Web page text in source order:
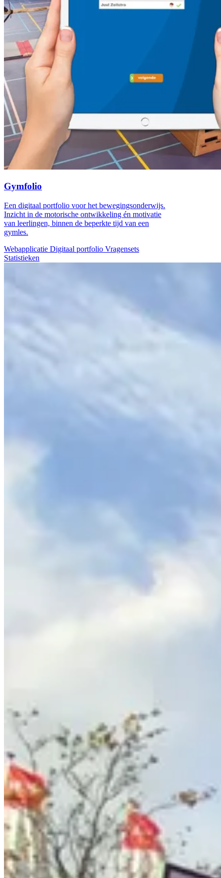
Gymfolio
Een digitaal portfolio voor het bewegingsonderwijs.
Inzicht in de motorische ontwikkeling én motivatie
van leerlingen, binnen de beperkte tijd van een
gymles.
Webapplicatie Digitaal portfolio Vragensets
Statistieken